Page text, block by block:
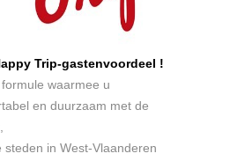
Trip-gastenvoordeel !
waarmee u
en duurzaam met de
steden in West-Vlaanderen